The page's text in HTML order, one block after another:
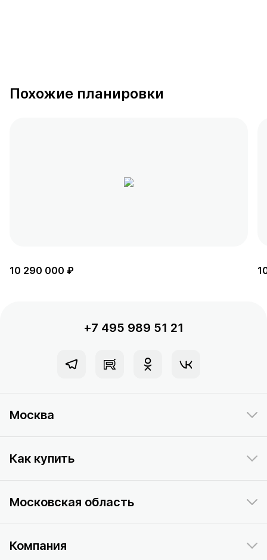
Похожие планировки
10 290 000 ₽
+7 495 989 51 21
Москва
Как купить
Московская область
Компания